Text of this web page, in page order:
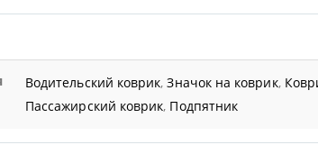
Водительский коврик,Значок на коврик,
Пассажирский коврик, Подпятник